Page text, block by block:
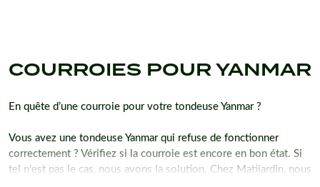
COURROIES POUR YANMAR
En quête d’une courroie pour votre tondeuse Yanmar ?
Vous avez une tondeuse Yanmar qui refuse de fonctionner
correctement ? Vérifiez si la courroie est encore en bon état. Si
tel n’est pas le cas, nous avons la solution. Chez Matijardin, nous